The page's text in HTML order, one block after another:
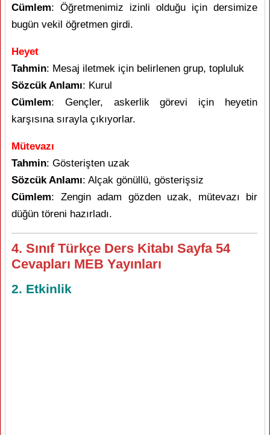
Cümlem: Öğretmenimiz izinli olduğu için dersimize
bugün vekil öğretmen girdi.
Heyet
Tahmin: Mesaj iletmek için belirlenen grup, topluluk
Sözcük Anlamı: Kurul
Cümlem: Gençler, askerlik görevi için heyetin
karşısına sırayla çıkıyorlar.
Mütevazı
Tahmin: Gösterişten uzak
Sözcük Anlamı: Alçak gönüllü, gösterişsiz
Cümlem: Zengin adam gözden uzak, mütevazı bir
düğün töreni hazırladı.
4. Sınıf Türkçe Ders Kitabı Sayfa 54
Cevapları MEB Yayınları
2. Etkinlik